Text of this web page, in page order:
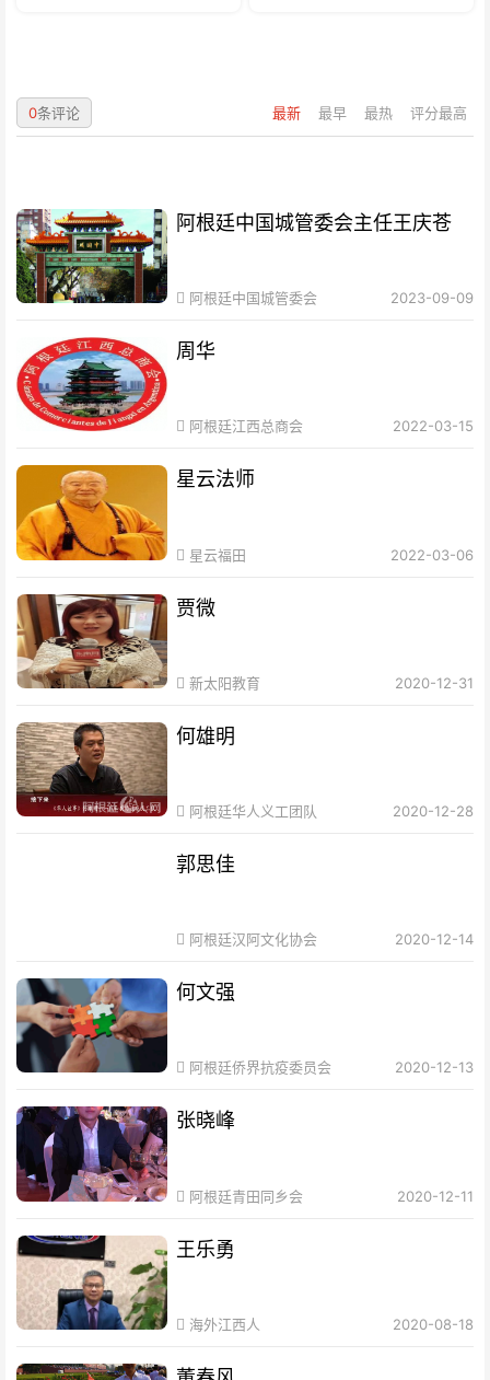
最新 最早 最热 评分最高
0条评论
阿根廷中国城管委会主任王庆苍
阿根廷中国城管委会 2023-09-09
周华
阿根廷江西总商会 2022-03-15
星云法师
星云福田 2022-03-06
贾微
新太阳教育 2020-12-31
何雄明
阿根廷华人义工团队 2020-12-28
郭思佳
阿根廷汉阿文化协会 2020-12-14
何文强
阿根廷侨界抗疫委员会 2020-12-13
张晓峰
阿根廷青田同乡会 2020-12-11
王乐勇
海外江西人 2020-08-18